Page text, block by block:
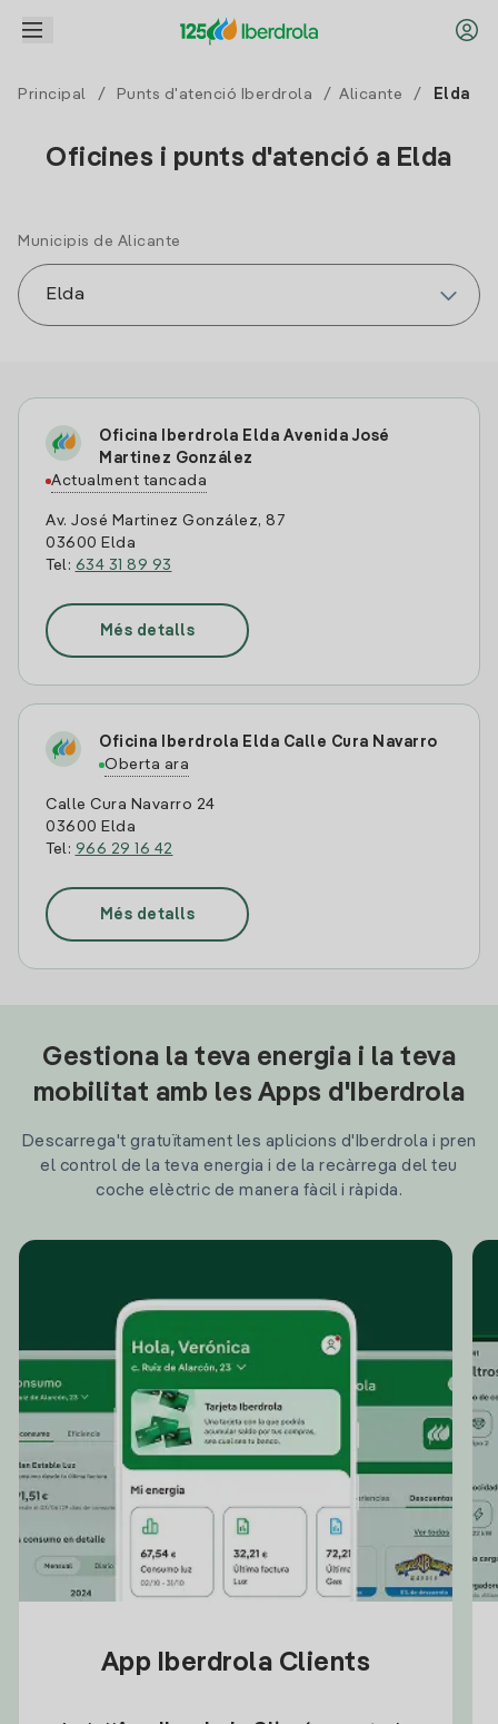
Principal / Punts d'atenció Iberdrola / Alicante / Elda
Oficines i punts d'atenció a Elda
Municipis de Alicante
Oficina Iberdrola Elda Avenida José
Martinez González
Actualment tancada
Av. José Martinez González, 87
03600 Elda
Tel: 634 31 89 93
Més detalls
Oficina Iberdrola Elda Calle Cura Navarro
Oberta ara
Calle Cura Navarro 24
03600 Elda
Tel: 966 29 16 42
Més detalls
Gestiona la teva energia i la teva
mobilitat amb les Apps d'Iberdrola
Descarrega't gratuïtament les aplicions d'Iberdrola i pren
el control de la teva energia i de la recàrrega del teu
coche elèctric de manera fàcil i ràpida.
App Iberdrola Clients